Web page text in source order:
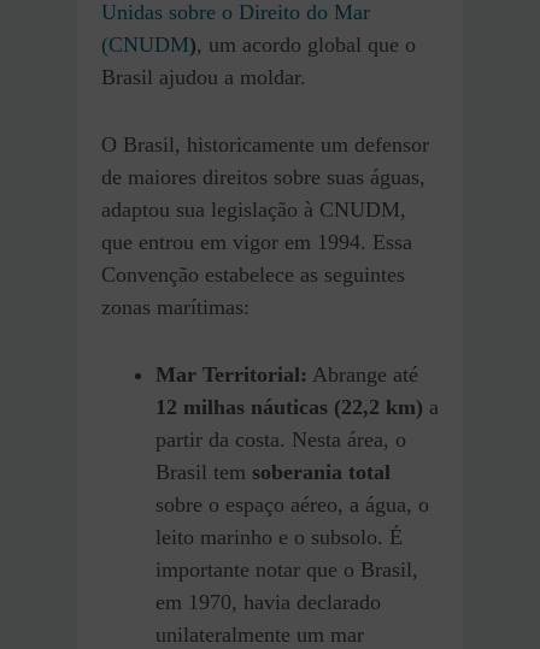
Unidas sobre o Direito do Mar
(CNUDM), um acordo global que o
Brasil ajudou a moldar.
O Brasil, historicamente um defensor
de maiores direitos sobre suas águas,
adaptou sua legislação à CNUDM,
que entrou em vigor em 1994. Essa
Convenção estabelece as seguintes
zonas marítimas:
Mar Territorial: Abrange até
12 milhas náuticas (22,2 km) a
partir da costa. Nesta área, o
Brasil tem soberania total
sobre o espaço aéreo, a água, o
leito marinho e o subsolo. É
importante notar que o Brasil,
em 1970, havia declarado
unilateralmente um mar